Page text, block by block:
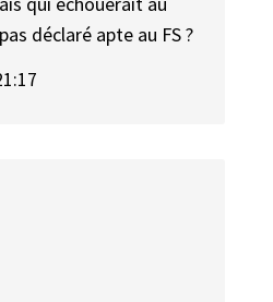
déclaré apte au FS ?